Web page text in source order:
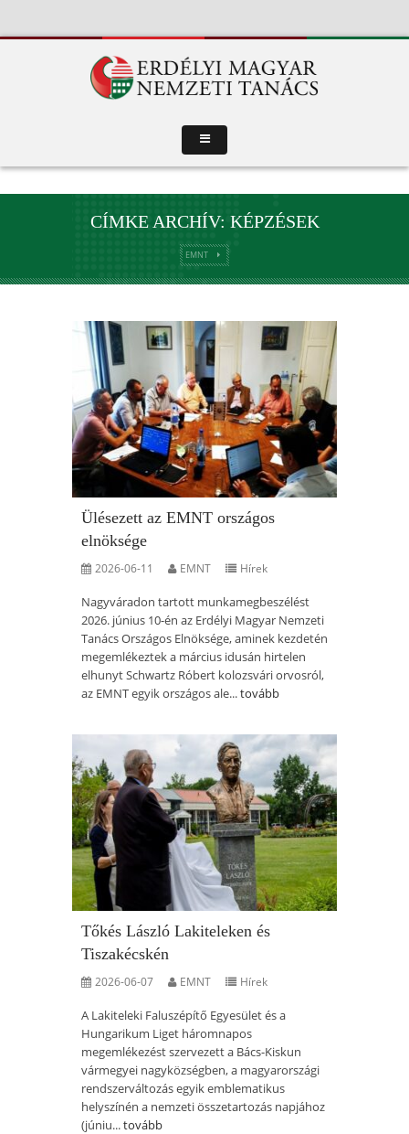
CÍMKE ARCHÍV: KÉPZÉSEK
EMNT
Ülésezett az EMNT országos
elnöksége
2026-06-11 EMNT Hírek
Nagyváradon tartott munkamegbeszélést
2026. június 10-én az Erdélyi Magyar Nemzeti
Tanács Országos Elnöksége, aminek kezdetén
megemlékeztek a március idusán hirtelen
elhunyt Schwartz Róbert kolozsvári orvosról,
az EMNT egyik országos ale...tovább
Tőkés László Lakiteleken és
Tiszakécskén
2026-06-07 EMNT Hírek
A Lakiteleki Faluszépítő Egyesület és a
Hungarikum Liget háromnapos
megemlékezést szervezett a Bács-Kiskun
vármegyei nagyközségben, a magyarországi
rendszerváltozás egyik emblematikus
helyszínén a nemzeti összetartozás napjához
(júniu...tovább